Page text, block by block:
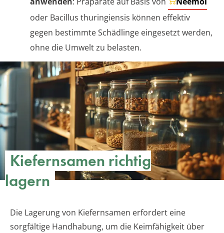
oder Bacillus thuringiensis können effektiv
gegen bestimmte Schädlinge eingesetzt werden,
ohne die Umwelt zu belasten.
Kiefernsamen richtig
lagern
Die Lagerung von Kiefernsamen erfordert eine
sorgfältige Handhabung, um die Keimfähigkeit über